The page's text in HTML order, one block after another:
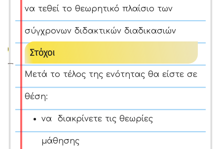
να τεθεί το θεωρητικό πλαίσιο των
σύγχρονων διδακτικών διαδικασιών
Στόχοι
Μετά το τέλος της ενότητας θα είστε σε
θέση:
να διακρίνετε τις θεωρίες
μάθησης